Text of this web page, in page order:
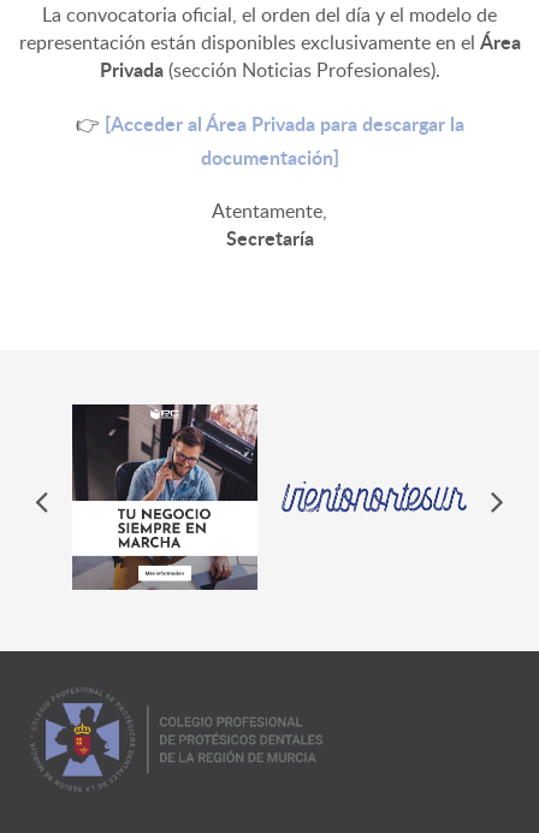
La convocatoria oficial, el orden del día y el modelo de
representación están disponibles exclusivamente en el Área
Privada(sección Noticias Profesionales).
👉 [Acceder al Área Privada para descargar la
documentación]
Atentamente,
Secretaría